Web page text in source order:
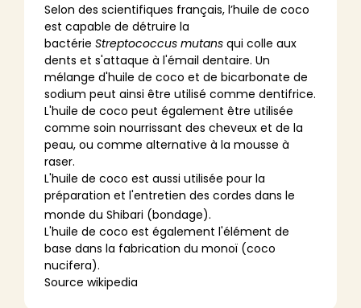
Selon des scientifiques français, l’huile de coco
est capable de détruire la
bactérie Streptococcus mutans qui colle aux
dents et s'attaque à l'émail dentaire. Un
mélange d'huile de coco et de bicarbonate de
sodium peut ainsi être utilisé comme dentifrice.
L'huile de coco peut également être utilisée
comme soin nourrissant des cheveux et de la
peau, ou comme alternative à la mousse à
raser.
L'huile de coco est aussi utilisée pour la
préparation et l'entretien des cordes dans le
monde du Shibari (bondage).
L'huile de coco est également l'élément de
base dans la fabrication du monoï (coco
nucifera).
Source wikipedia